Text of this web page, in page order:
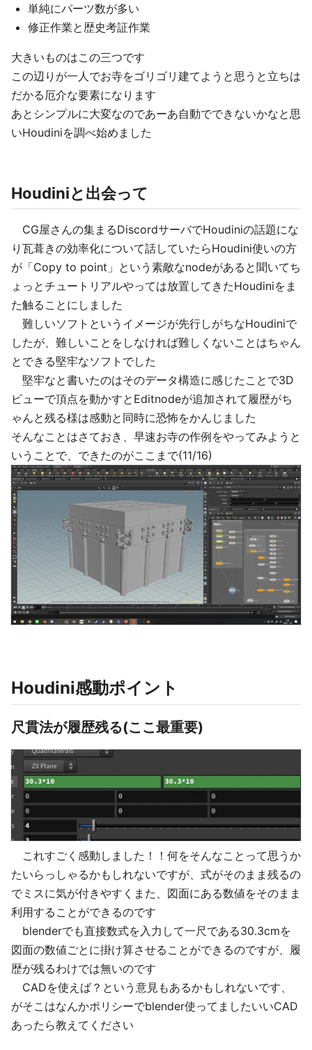
単純にパーツ数が多い
修正作業と歴史考証作業
大きいものはこの三つです
この辺りが一人でお寺をゴリゴリ建てようと思うと立ちは
だかる厄介な要素になります
あとシンプルに大変なのであーあ自動でできないかなと思
いHoudiniを調べ始めました
Houdiniと出会って
CG屋さんの集まるDiscordサーバでHoudiniの話題にな
り瓦葺きの効率化について話していたらHoudini使いの方
が「Copy to point」という素敵なnodeがあると聞いてち
ょっとチュートリアルやっては放置してきたHoudiniをま
た触ることにしました
難しいソフトというイメージが先行しがちなHoudiniで
したが、難しいことをしなければ難しくないことはちゃん
とできる堅牢なソフトでした
堅牢なと書いたのはそのデータ構造に感じたことで3D
ビューで頂点を動かすとEditnodeが追加されて履歴がち
ゃんと残る様は感動と同時に恐怖をかんじました
そんなことはさておき、早速お寺の作例をやってみようと
いうことで、できたのがここまで(11/16)
Houdini感動ポイント
尺貫法が履歴残る(ここ最重要)
これすごく感動しました！！何をそんなことって思うか
たいらっしゃるかもしれないですが、式がそのまま残るの
でミスに気が付きやすくまた、図面にある数値をそのまま
利用することができるのです
blenderでも直接数式を入力して一尺である30.3cmを
図面の数値ごとに掛け算させることができるのですが、履
歴が残るわけでは無いのです
CADを使えば？という意見もあるかもしれないです、
がそこはなんかポリシーでblender使ってましたいいCAD
あったら教えてください